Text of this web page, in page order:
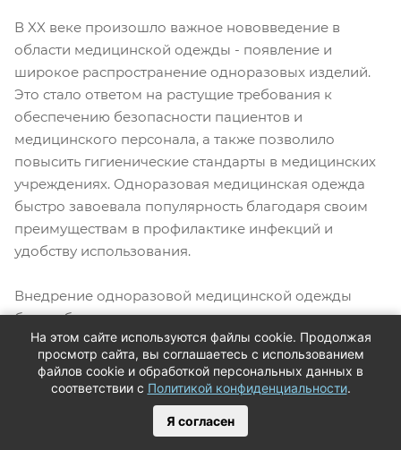
В XX веке произошло важное нововведение в
области медицинской одежды - появление и
широкое распространение одноразовых изделий.
Это стало ответом на растущие требования к
обеспечению безопасности пациентов и
медицинского персонала, а также позволило
повысить гигиенические стандарты в медицинских
учреждениях. Одноразовая медицинская одежда
быстро завоевала популярность благодаря своим
преимуществам в профилактике инфекций и
удобству использования.
Внедрение одноразовой медицинской одежды
было обусловлено несколькими важными
предпосылками. Прежде всего, растущие
требования к асептике и борьбе с
внутрибольничными инфекциями выдвигали на
первый план необходимость обеспечения высокого
уровня стерильности в операционных и
На этом сайте используются файлы cookie. Продолжая
просмотр сайта, вы соглашаетесь с использованием
файлов cookie и обработкой персональных данных в
соответствии с Политикой конфиденциальности.
Я согласен